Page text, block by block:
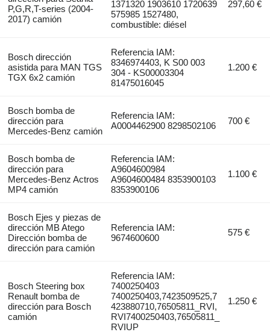
P,G,R,T-series (2004-
2017) camión
1371320 1903610 1720639
575985 1527480,
combustible: diésel
297,60 €
Bosch dirección
asistida para MAN TGS
TGX 6x2 camión
Referencia IAM:
8346974403, K S00 003
304 - KS00003304
81475016045
1.200 €
Bosch bomba de
dirección para
Mercedes-Benz camión
Referencia IAM:
A0004462900 8298502106
700 €
Bosch bomba de
dirección para
Mercedes-Benz Actros
MP4 camión
Referencia IAM:
A9604600984
A9604600484 8353900103
8353900106
1.100 €
Bosch Ejes y piezas de
dirección MB Atego
Dirección bomba de
dirección para camión
Referencia IAM:
9674600600
575 €
Bosch Steering box
Renault bomba de
dirección para Bosch
camión
Referencia IAM:
7400250403
7400250403,7423509525,7
423880710,76505811_RVI,
RVI7400250403,76505811_
RVIUP
1.250 €